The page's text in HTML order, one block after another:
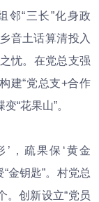
邻“三长”化身政
音土话算清投入
之忧。在党总支强
建“党总支+合作
“花果山”。
，疏果保‘黄金
金钥匙”。村党总
。创新设立“党员